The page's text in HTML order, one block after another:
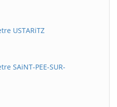
USTARiTZ
SAiNT-PEE-SUR-